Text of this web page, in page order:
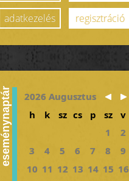
adatkezelés
regisztráció
eseménynaptár
2026 Augusztus
h
k sz cs p sz
v
1
2
3
4 5 6 7 8
9
10 11 12 13 14 15 16